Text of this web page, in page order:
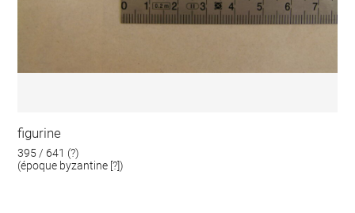
figurine
395 / 641 (?)
(époque byzantine [?])